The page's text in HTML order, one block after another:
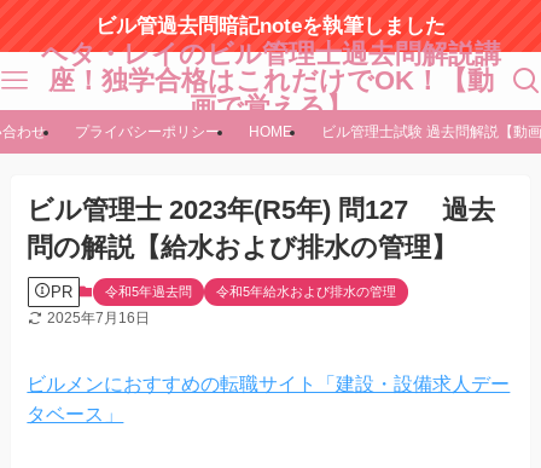
ビル管過去問暗記noteを執筆しました
ヘタ・レイのビル管理士過去問解説講
座！独学合格はこれだけでOK！【動
画で覚える】
わせ プライバシーポリシー HOME ビル管理士試験 過去問解説【動
ビル管理士 2023年(R5年) 問127 過去
問の解説【給水および排水の管理】
PR 令和5年過去問 令和5年給水および排水の管理
2025年7月16日
ビルメンにおすすめの転職サイト「建設・設備求人デー
タベース」